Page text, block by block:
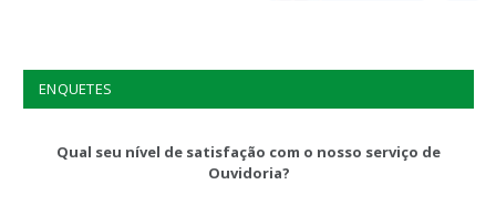
ENQUETES
Qual seu nível de satisfação com o nosso serviço de
Ouvidoria?